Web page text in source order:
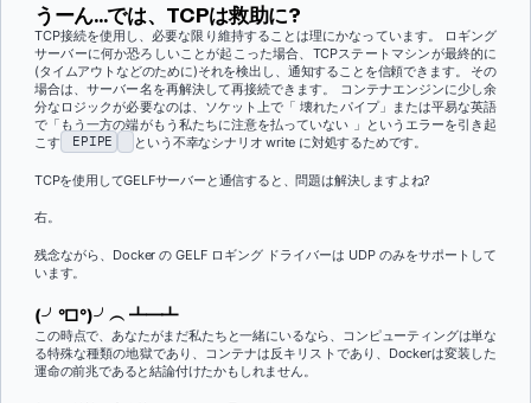
うーん...では、TCPは救助に?
TCP接続を使用し、必要な限り維持することは理にかなっています。 ロギング
サーバーに何か恐ろしいことが起こった場合、TCPステートマシンが最終的に
(タイムアウトなどのために)それを検出し、通知することを信頼できます。 その
場合は、サーバー名を再解決して再接続できます。
コンテナエンジンに少し余
分なロジックが必要なのは、ソケット上で「 壊れたパイプ」または平易な英語
で「もう一方の端がもう私たちに注意を払っていない 」というエラーを引き起
こす
EPIPE という不幸なシナリオ write に対処するためです。
TCPを使用してGELFサーバーと通信すると、問題は解決しますよね?
右。
残念ながら、Docker の GELF ロギング ドライバーは UDP のみをサポートして
います。
(╯°□°)╯︵ ┻━┻
この時点で、あなたがまだ私たちと一緒にいるなら、コンピューティングは単な
る特殊な種類の地獄であり、コンテナは反キリストであり、Dockerは変装した
運命の前兆であると結論付けたかもしれません。